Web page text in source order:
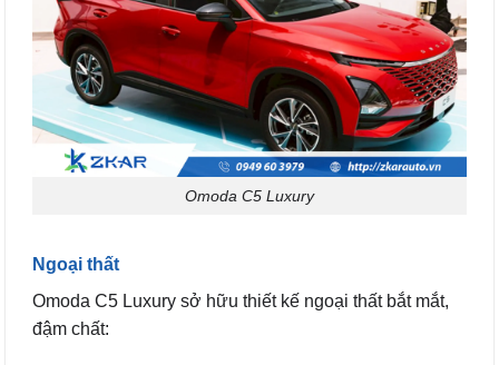
Omoda C5 Luxury
Ngoại thất
Omoda C5 Luxury sở hữu thiết kế ngoại thất bắt mắt,
đậm chất: